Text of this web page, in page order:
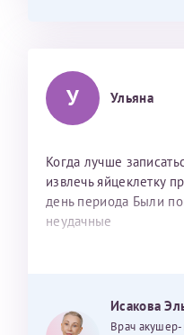
У Ульяна
Когда лучше
извлечь яйцеклетку
день периода Были
неудачные
Исакова
Врач акушер-